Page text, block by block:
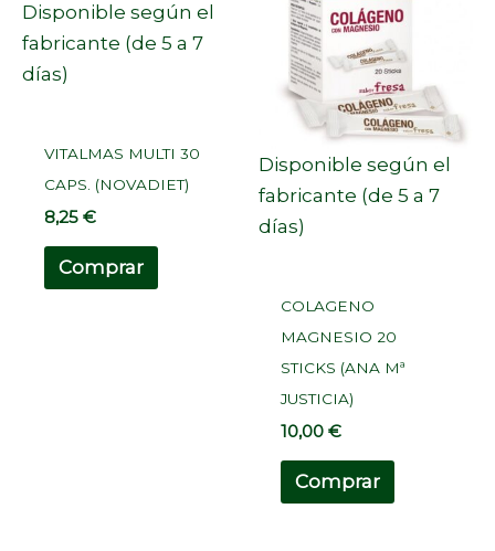
Disponible según el
fabricante (de 5 a 7
días)
VITALMAS MULTI 30
CAPS. (NOVADIET)
8,25€
Comprar
Disponible según el
fabricante (de 5 a 7
días)
COLAGENO
MAGNESIO 20
STICKS (ANA Mª
JUSTICIA)
10,00€
Comprar